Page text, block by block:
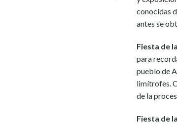
conocidas
antes se
Fiesta de
para
pueblo de
limítrofes.
de la
Fiesta de